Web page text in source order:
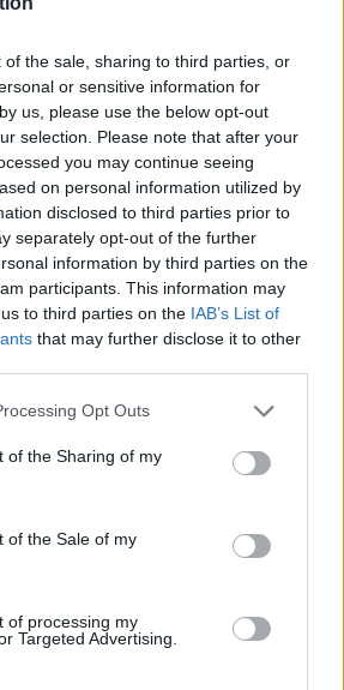
of the sale, sharing to third parties, or
or sensitive information for
us, please use the below opt-out
selection. Please note that after your
you may continue seeing
on personal information utilized by
disclosed to third parties prior to
separately opt-out of the further
information by third parties on the
participants. This information may
to third parties on the IAB’s List of
that may further disclose it to other
Opt Outs
of the Sharing of my
of the Sale of my
of processing my
Targeted Advertising.
Suomi – Kanada Turun Gatorade
Suomi – Kanada Turun Gatorade